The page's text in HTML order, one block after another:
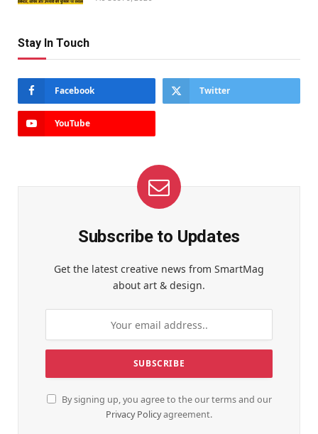
Stay In Touch
Facebook Twitter
YouTube
Subscribe to Updates
Get the latest creative news from SmartMag
about art & design.
By signing up, you agree to the our terms and our
Privacy Policyagreement.